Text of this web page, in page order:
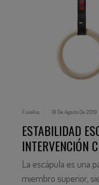
FisioAso 19 De Agosto De 2019
ESTABILIDAD
INTERVENCIÓN
La escápula es una
miembro superior,